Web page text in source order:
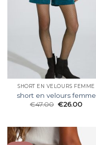
SHORT EN VELOURS FEMME
short en velours femme
€47.00 €26.00